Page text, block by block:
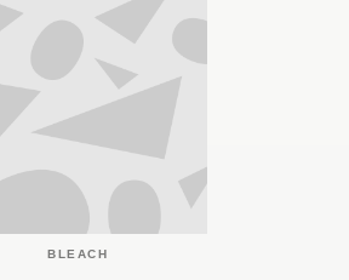
BLEACH